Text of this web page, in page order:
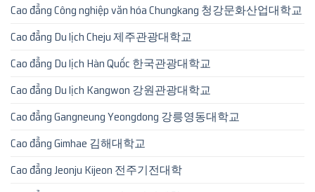
Cao đẳng Công nghiệp văn hóa Chungkang 청강문화산업대학교
Cao đẳng Du lịch Cheju 제주관광대학교
Cao đẳng Du lịch Hàn Quốc 한국관광대학교
Cao đẳng Du lịch Kangwon 강원관광대학교
Cao đẳng Gangneung Yeongdong 강릉영동대학교
Cao đẳng Gimhae 김해대학교
Cao đẳng Jeonju Kijeon 전주기전대학